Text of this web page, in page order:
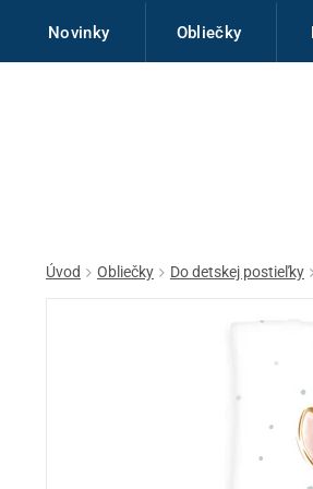
Novinky Obliečky
Úvod Obliečky Do detskej postieľky